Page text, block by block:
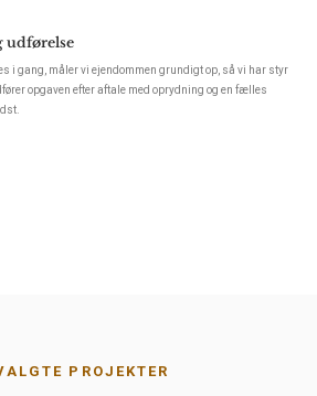
udførelse
i gang, måler vi ejendommen grundigt op, så vi har styr
opgaven efter aftale med oprydning og en fælles
PROJEKTER